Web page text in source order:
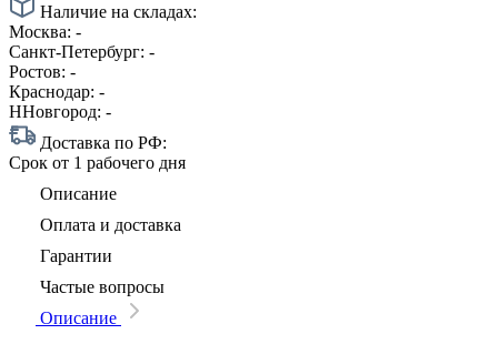
Наличие на складах:
Москва: -
Санкт-Петербург: -
Ростов: -
Краснодар: -
ННовгород: -
Доставка по РФ:
Срок от 1 рабочего дня
Описание
Оплата и доставка
Гарантии
Частые вопросы
Описание